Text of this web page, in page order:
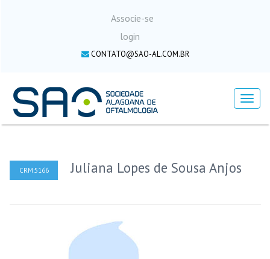
Associe-se
login
CONTATO@SAO-AL.COM.BR
Menu
CRM:5166 Juliana Lopes de Sousa Anjos